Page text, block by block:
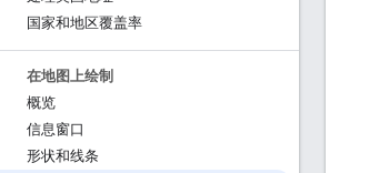
国家和地区覆盖率
在地图上绘制
概览
信息窗口
形状和线条